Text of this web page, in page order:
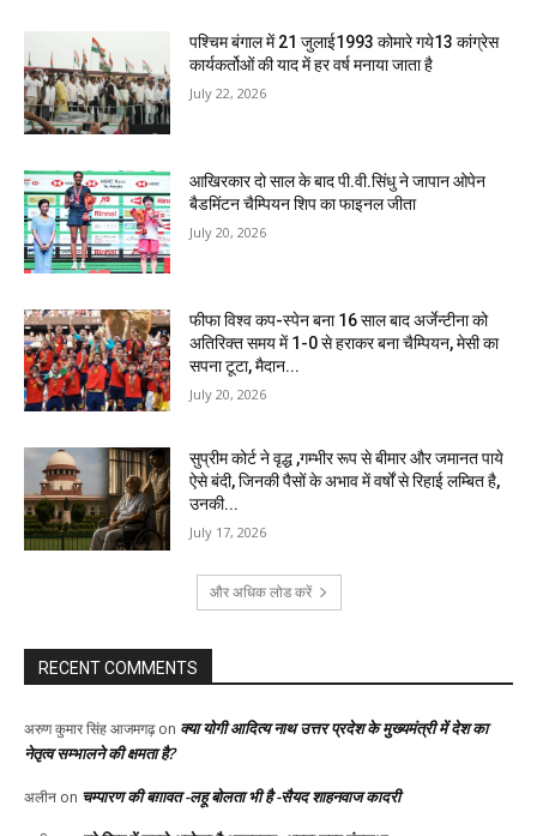
पश्चिम बंगाल में 21 जुलाई1993 कोमारे गये13 कांग्रेस
कार्यकर्तोओं की याद में हर वर्ष मनाया जाता है
July 22, 2026
आखिरकार दो साल के बाद पी.वी.सिंधु ने जापान ओपेन
बैडमिंटन चैम्पियन शिप का फाइनल जीता
July 20, 2026
फीफा विश्व कप-स्पेन बना 16 साल बाद अर्जेन्टीना को
अतिरिक्त समय में 1-0 से हराकर बना चैम्पियन, मेसी का
सपना टूटा, मैदान...
July 20, 2026
सुप्रीम कोर्ट ने वृद्ध ,गम्भीर रूप से बीमार और जमानत पाये
ऐसे बंदी, जिनकी पैसों के अभाव में वर्षों से रिहाई लम्बित है,
उनकी...
July 17, 2026
और अधिक लोड करें
RECENT COMMENTS
अरुण कुमार सिंह आजमगढ़on क्या योगी आदित्य नाथ उत्तर प्रदेश के मुख्यमंत्री में देश का
नेतृत्व सम्भालने की क्षमता है?
अलीन on चम्पारण की बग़ावत -लहू बोलता भी है -सैयद शाहनवाज कादरी